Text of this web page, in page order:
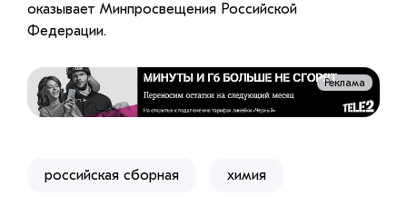
оказывает Минпросвещения Российской
Федерации.
Реклама
российская сборная химия